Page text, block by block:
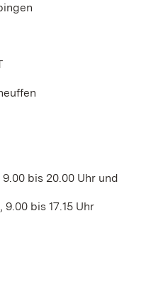
bis 20.00 Uhr und
bis 17.15 Uhr